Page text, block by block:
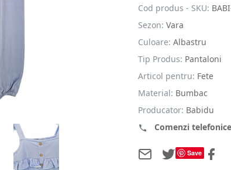
Cod produs - SKU:
Sezon: Vara
Culoare: Albastru
Tip Produs: Pantaloni
Articol pentru: Fete
Material: Bumbac
Producator: Babidu
Comenzi telefonice
Save